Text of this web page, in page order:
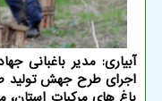
آبیاری: مدیر باغبانی